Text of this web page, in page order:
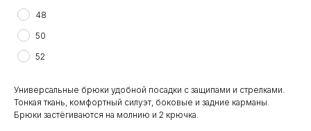
48
50
52
Универсальные брюки удобной посадки с защипами и стрелками.
Тонкая ткань, комфортный силуэт, боковые и задние карманы.
Брюки застёгиваются на молнию и 2 крючка.